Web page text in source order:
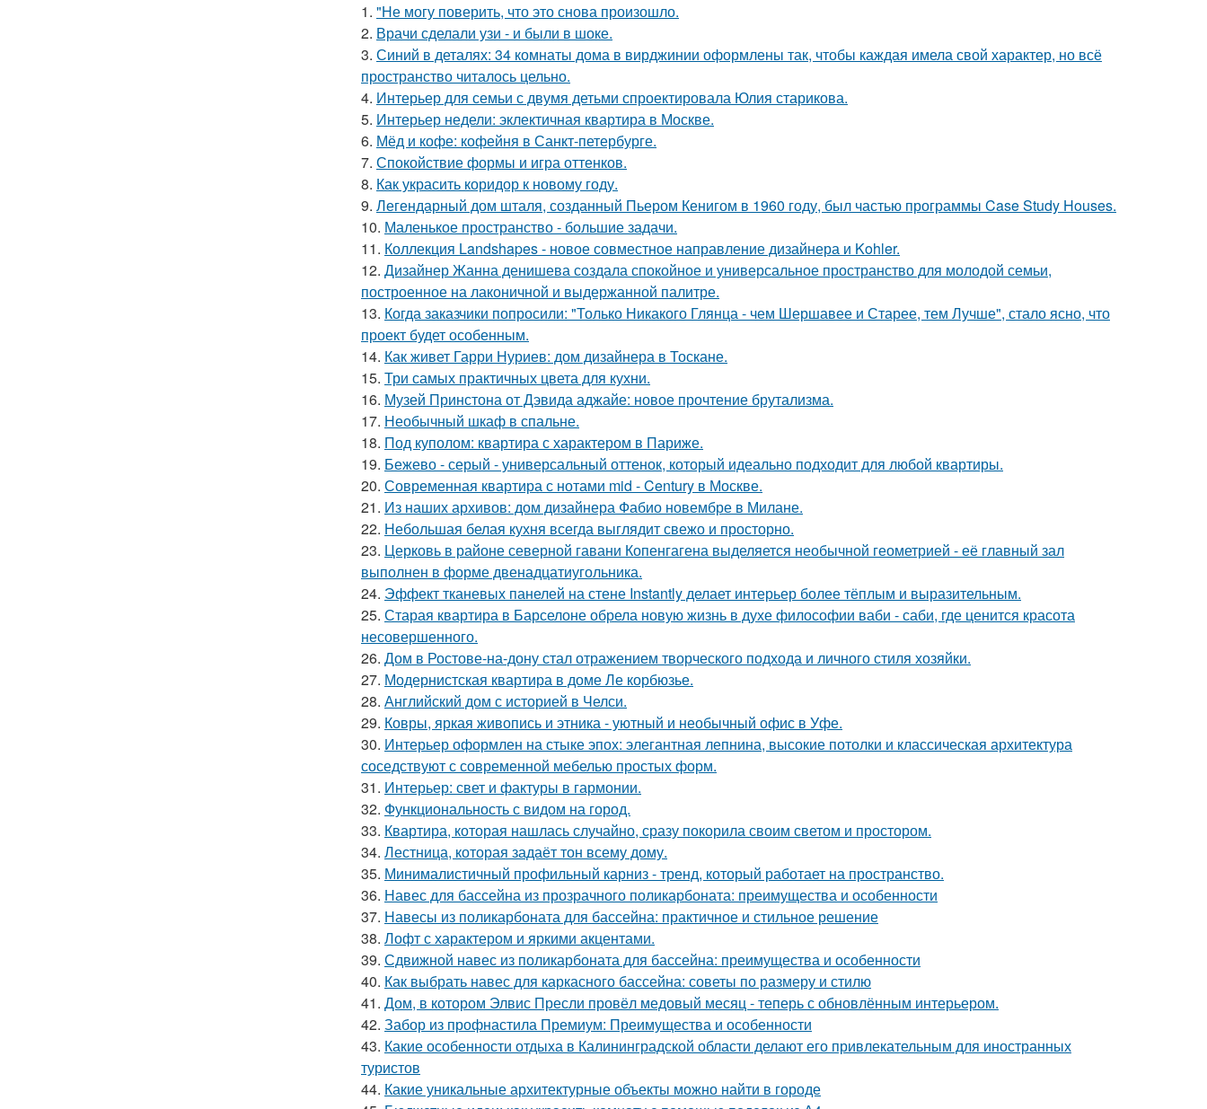
1. "Не могу поверить, что это снова произошло.
2. Врачи сделали узи - и были в шоке.
3. Синий в деталях: 34 комнаты дома в вирджинии оформлены так, чтобы каждая имела свой характер, но всё
пространство читалось цельно.
4. Интерьер для семьи с двумя детьми спроектировала Юлия старикова.
5. Интерьер недели: эклектичная квартира в Москве.
6. Мёд и кофе: кофейня в Санкт-петербурге.
7. Спокойствие формы и игра оттенков.
8. Как украсить коридор к новому году.
9. Легендарный дом шталя, созданный Пьером Кенигом в 1960 году, был частью программы Case Study Houses.
10. Маленькое пространство - большие задачи.
11. Коллекция Landshapes - новое совместное направление дизайнера и Kohler.
12. Дизайнер Жанна денишева создала спокойное и универсальное пространство для молодой семьи,
построенное на лаконичной и выдержанной палитре.
13. Когда заказчики попросили: "Только Никакого Глянца - чем Шершавее и Старее, тем Лучше", стало ясно, что
проект будет особенным.
14. Как живет Гарри Нуриев: дом дизайнера в Тоскане.
15. Три самых практичных цвета для кухни.
16. Музей Принстона от Дэвида аджайе: новое прочтение брутализма.
17. Необычный шкаф в спальне.
18. Под куполом: квартира с характером в Париже.
19. Бежево - серый - универсальный оттенок, который идеально подходит для любой квартиры.
20. Современная квартира с нотами mid - Century в Москве.
21. Из наших архивов: дом дизайнера Фабио новембре в Милане.
22. Небольшая белая кухня всегда выглядит свежо и просторно.
23. Церковь в районе северной гавани Копенгагена выделяется необычной геометрией - её главный зал
выполнен в форме двенадцатиугольника.
24. Эффект тканевых панелей на стене Instantly делает интерьер более тёплым и выразительным.
25. Старая квартира в Барселоне обрела новую жизнь в духе философии ваби - саби, где ценится красота
несовершенного.
26. Дом в Ростове-на-дону стал отражением творческого подхода и личного стиля хозяйки.
27. Модернистская квартира в доме Ле корбюзье.
28. Английский дом с историей в Челси.
29. Ковры, яркая живопись и этника - уютный и необычный офис в Уфе.
30. Интерьер оформлен на стыке эпох: элегантная лепнина, высокие потолки и классическая архитектура
соседствуют с современной мебелью простых форм.
31. Интерьер: свет и фактуры в гармонии.
32. Функциональность с видом на город.
33. Квартира, которая нашлась случайно, сразу покорила своим светом и простором.
34. Лестница, которая задаёт тон всему дому.
35. Минималистичный профильный карниз - тренд, который работает на пространство.
36. Навес для бассейна из прозрачного поликарбоната: преимущества и особенности
37. Навесы из поликарбоната для бассейна: практичное и стильное решение
38. Лофт с характером и яркими акцентами.
39. Сдвижной навес из поликарбоната для бассейна: преимущества и особенности
40. Как выбрать навес для каркасного бассейна: советы по размеру и стилю
41. Дом, в котором Элвис Пресли провёл медовый месяц - теперь с обновлённым интерьером.
42. Забор из профнастила Премиум: Преимущества и особенности
43. Какие особенности отдыха в Калининградской области делают его привлекательным для иностранных
туристов
44. Какие уникальные архитектурные объекты можно найти в городе